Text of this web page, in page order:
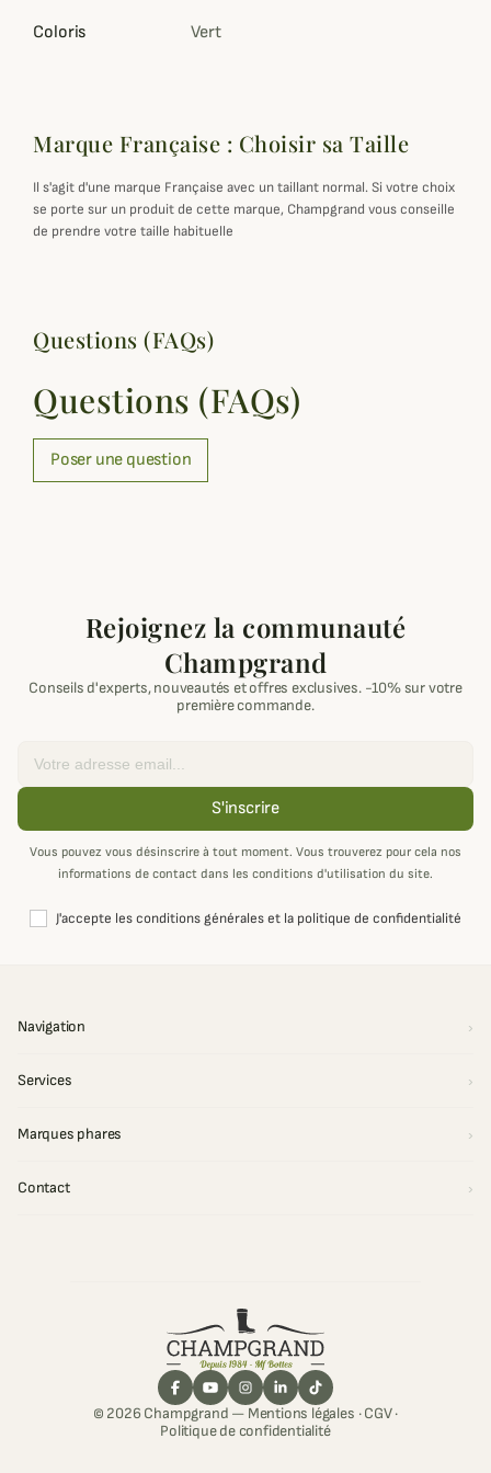
Coloris Vert
Marque Française : Choisir sa Taille
Il s'agit d'une marque Française avec un taillant normal. Si votre choix
se porte sur un produit de cette marque, Champgrand vous conseille
de prendre votre taille habituelle
Questions (FAQs)
Questions (FAQs)
Poser une question
Rejoignez la communauté
Champgrand
Conseils d'experts, nouveautés et offres exclusives. -10% sur votre
première commande.
S'inscrire
Vous pouvez vous désinscrire à tout moment. Vous trouverez pour cela nos
informations de contact dans les conditions d'utilisation du site.
J'accepte les conditions générales et la politique de confidentialité
Navigation
Services
Marques phares
Contact
© 2026 Champgrand — Mentions légales ·CGV·
Politique de confidentialité